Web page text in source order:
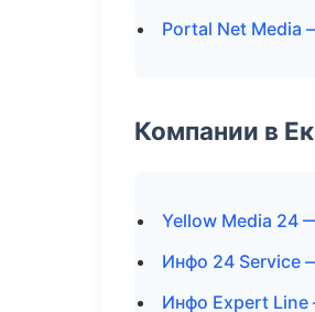
Portal Net Media
Компании в
Yellow Media 24
Инфо 24 Service
Инфо Expert Line